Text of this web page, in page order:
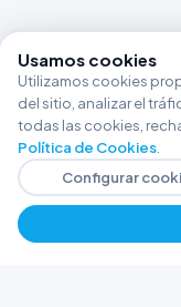
Usamos cookies
Utilizamos cookies
del sitio, analizar el
todas las cookies,
Política de Cookies
Configurar